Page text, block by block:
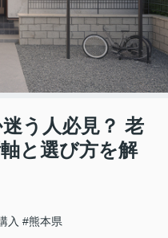
う人必見？ 老
と選び方を解
入 #熊本県